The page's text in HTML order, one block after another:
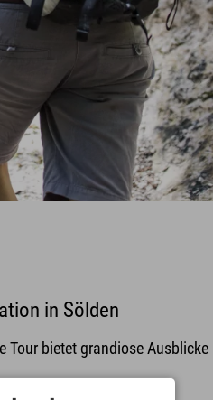
in Sölden
bietet grandiose